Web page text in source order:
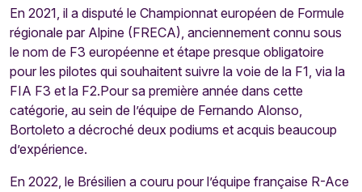
En 2021, il a disputé le Championnat européen de Formule
régionale par Alpine (FRECA), anciennement connu sous
le nom de F3 européenne et étape presque obligatoire
pour les pilotes qui souhaitent suivre la voie de la F1, via la
FIA F3 et la F2.Pour sa première année dans cette
catégorie, au sein de l’équipe de Fernando Alonso,
Bortoleto a décroché deux podiums et acquis beaucoup
d’expérience.
En 2022, le Brésilien a couru pour l’équipe française R-Ace